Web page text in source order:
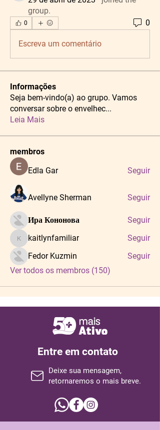
group.
0 0
Escreva um comentário
Informações
Seja bem-vindo(a) ao grupo. Vamos
conversar sobre o envelhec...
Leia Mais
membros
Edla Gar
Seguir
Avellyne Sherman Seguir
Ира Кононова Seguir
kaitlynfamiliar
kaitlynfamiliar
Seguir
Fedor Kuzmin
Seguir
Ver todos os membros (150)
Entre em contato
Deixe sua mensagem,
retornaremos o mais breve.